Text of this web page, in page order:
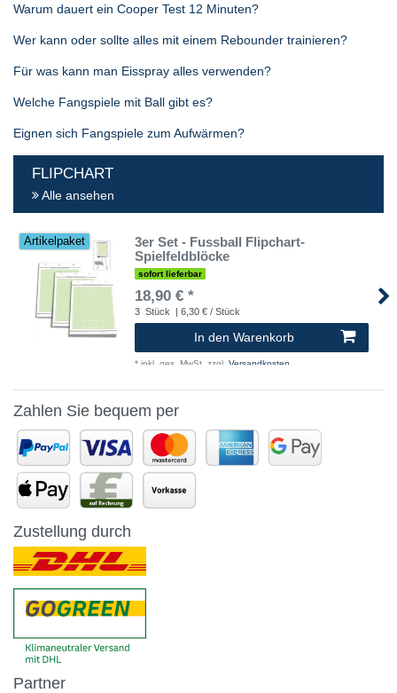
Warum dauert ein Cooper Test 12 Minuten?
Wer kann oder sollte alles mit einem Rebounder trainieren?
Für was kann man Eisspray alles verwenden?
Welche Fangspiele mit Ball gibt es?
Eignen sich Fangspiele zum Aufwärmen?
FLIPCHART
Alle ansehen
Artikelpaket
3er Set - Fussball Flipchart-
Spielfeldblöcke
sofort lieferbar
18,90 € *
3 Stück | 6,30 € / Stück
In den Warenkorb
* inkl. ges. MwSt. zzgl. Versandkosten
Zahlen Sie bequem per
Zustellung durch
Partner